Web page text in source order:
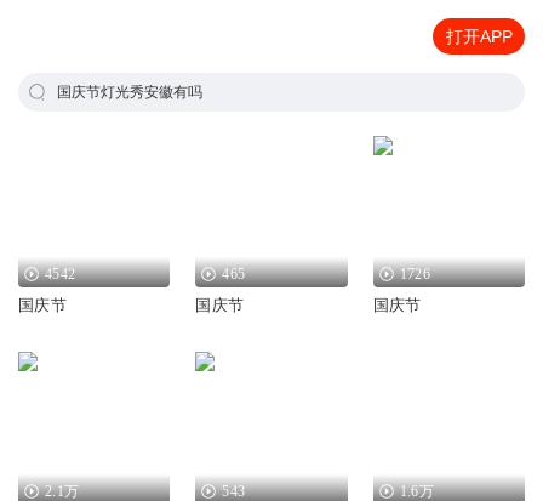
打开APP
国庆节灯光秀安徽有吗
4542
国庆节
465
国庆节
1726
国庆节
2.1万 543 1.6万